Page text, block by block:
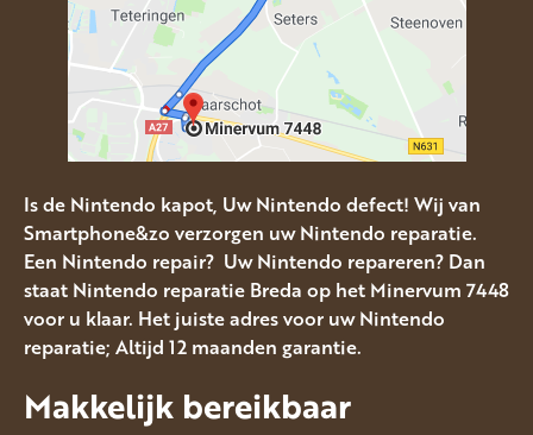
Is de Nintendo kapot, Uw Nintendo defect! Wij van
Smartphone&zo verzorgen uw Nintendo reparatie.
Een Nintendo repair? Uw Nintendo repareren? Dan
staat Nintendo reparatie Breda op het Minervum 7448
voor u klaar. Het juiste adres voor uw Nintendo
reparatie; Altijd 12 maanden garantie.
Makkelijk bereikbaar